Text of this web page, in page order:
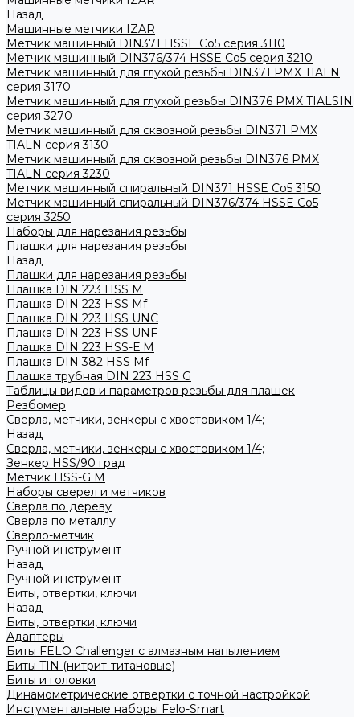
Назад
Машинные метчики IZAR
Метчик машинный DIN371 HSSE Co5 серия 3110
Метчик машинный DIN376/374 HSSE Co5 серия 3210
Метчик машинный для глухой резьбы DIN371 PMX TIALN
серия 3170
Метчик машинный для глухой резьбы DIN376 PMX TIALSIN
серия 3270
Метчик машинный для сквозной резьбы DIN371 PMX
TIALN серия 3130
Метчик машинный для сквозной резьбы DIN376 PMX
TIALN серия 3230
Метчик машинный спиральный DIN371 HSSE Co5 3150
Метчик машинный спиральный DIN376/374 HSSE Co5
серия 3250
Наборы для нарезания резьбы
Плашки для нарезания резьбы
Назад
Плашки для нарезания резьбы
Плашка DIN 223 HSS M
Плашка DIN 223 HSS Mf
Плашка DIN 223 HSS UNC
Плашка DIN 223 HSS UNF
Плашка DIN 223 HSS-Е M
Плашка DIN 382 HSS Mf
Плашка трубная DIN 223 HSS G
Таблицы видов и параметров резьбы для плашек
Резбомер
Сверла, метчики, зенкеры с хвостовиком 1/4;
Назад
Сверла, метчики, зенкеры с хвостовиком 1/4;
Зенкер HSS/90 град
Метчик HSS-G М
Наборы сверел и метчиков
Сверла по дереву
Сверла по металлу
Сверло-метчик
Ручной инструмент
Назад
Ручной инструмент
Биты, отвертки, ключи
Назад
Биты, отвертки, ключи
Адаптеры
Биты FELO Challenger с алмазным напылением
Биты TIN (нитрит-титановые)
Биты и головки
Динамометрические отвертки с точной настройкой
Инстументальные наборы Felo-Smart